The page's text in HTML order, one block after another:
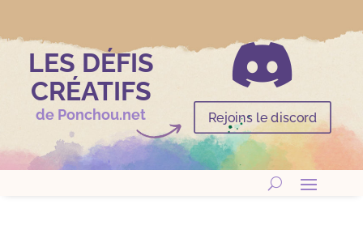
LES DÉFIS
CRÉATIFS
de Ponchou.net

Rejoins le discord